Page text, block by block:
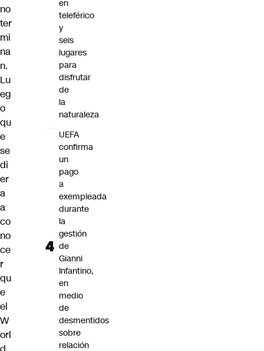
no
ter
mi
na
n.
Lu
eg
o
qu
e
se
di
er
a
a
co
no
ce
r
qu
e
el
W
orl
en
teleférico
y
seis
lugares
para
disfrutar
de
la
naturaleza
UEFA
confirma
un
pago
a
exempleada
durante
la
gestión
de
Gianni
Infantino,
en
medio
de
desmentidos
sobre
relación